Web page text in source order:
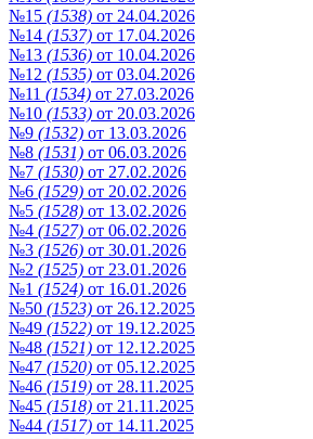
№15 (1538) от 24.04.2026
№14 (1537) от 17.04.2026
№13 (1536) от 10.04.2026
№12 (1535) от 03.04.2026
№11 (1534) от 27.03.2026
№10 (1533) от 20.03.2026
№9 (1532) от 13.03.2026
№8 (1531) от 06.03.2026
№7 (1530) от 27.02.2026
№6 (1529) от 20.02.2026
№5 (1528) от 13.02.2026
№4 (1527) от 06.02.2026
№3 (1526) от 30.01.2026
№2 (1525) от 23.01.2026
№1 (1524) от 16.01.2026
№50 (1523) от 26.12.2025
№49 (1522) от 19.12.2025
№48 (1521) от 12.12.2025
№47 (1520) от 05.12.2025
№46 (1519) от 28.11.2025
№45 (1518) от 21.11.2025
№44 (1517) от 14.11.2025